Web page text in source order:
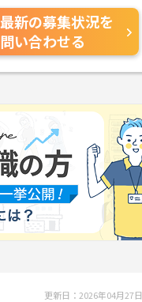
最新の募集状況を
問い合わせる
更新日：2026年04月27日